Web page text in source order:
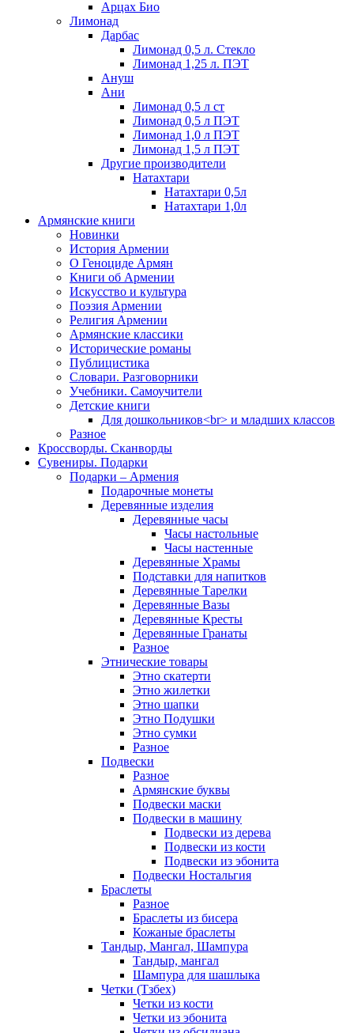
Арцах Био
Лимонад
Дарбас
Лимонад 0,5 л. Стекло
Лимонад 1,25 л. ПЭТ
Ануш
Ани
Лимонад 0,5 л ст
Лимонад 0,5 л ПЭТ
Лимонад 1,0 л ПЭТ
Лимонад 1,5 л ПЭТ
Другие производители
Натахтари
Натахтари 0,5л
Натахтари 1,0л
Армянские книги
Новинки
История Армении
О Геноциде Армян
Книги об Армении
Иcкусство и культура
Поэзия Армении
Религия Армении
Армянские классики
Исторические романы
Публицистика
Словари. Разговорники
Учебники. Самоучители
Детские книги
Для дошкольников<br> и младших классов
Разное
Кроссворды. Сканворды
Сувениры. Подарки
Подарки – Армения
Подарочные монеты
Деревянные изделия
Деревянные часы
Часы настольные
Часы настенные
Деревянные Храмы
Подставки для напитков
Деревянные Тарелки
Деревянные Вазы
Деревянные Кресты
Деревянные Гранаты
Разное
Этнические товары
Этно скатерти
Этно жилетки
Этно шапки
Этно Подушки
Этно сумки
Разное
Подвески
Разное
Армянские буквы
Подвески маски
Подвески в машину
Подвески из дерева
Подвески из кости
Подвески из эбонита
Подвески Ностальгия
Браслеты
Разное
Браслеты из бисера
Кожаные браслеты
Тандыр, Мангал, Шампура
Тандыр, мангал
Шампура для шашлыка
Четки (Тзбех)
Четки из кости
Четки из эбонита